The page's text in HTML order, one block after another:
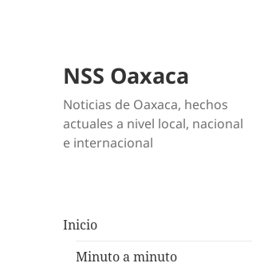
NSS Oaxaca
Noticias de Oaxaca, hechos
actuales a nivel local, nacional
e internacional
Inicio
Minuto a minuto